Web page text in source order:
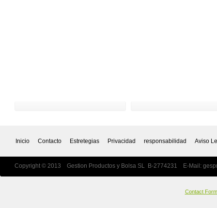
Inicio Contacto Estretegias Privacidad responsabilidad Aviso
Copyright © 2013 Gestion Productos y Bolsa SL B-2774231 E-Mail:
Contact Form